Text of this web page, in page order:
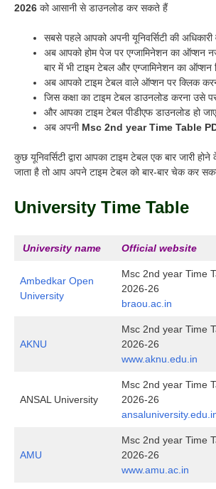
2026 को आसानी से डाउनलोड कर सकते हैं
सबसे पहले आपको अपनी यूनिवर्सिटी की अधिकारी
अब आपको होम पेज पर एग्जामिनेशन का ऑप्शन
बार में भी टाइम टेबल और एग्जामिनेशन का ऑप्शन
अब आपको टाइम टेबल वाले ऑप्शन पर क्लिक
जिस कक्षा का टाइम टेबल डाउनलोड करना उसे
और आपका टाइम टेबल पीडीएफ डाउनलोड हो
अब अपनी Msc 2nd year Time Table
कुछ यूनिवर्सिटी द्वारा आपका टाइम टेबल एक बार जारी
जाता है तो आप अपने टाइम टेबल को बार-बार चेक कर
University Time Table
University name Official website
Ambedkar Open
University
Msc 2nd year Time
2026-26
braou.ac.in
AKNU
Msc 2nd year Time
2026-26
www.aknu.edu.in
ANSAL University
Msc 2nd year Time
2026-26
AMU
Msc 2nd year Time
2026-26
www.amu.ac.in